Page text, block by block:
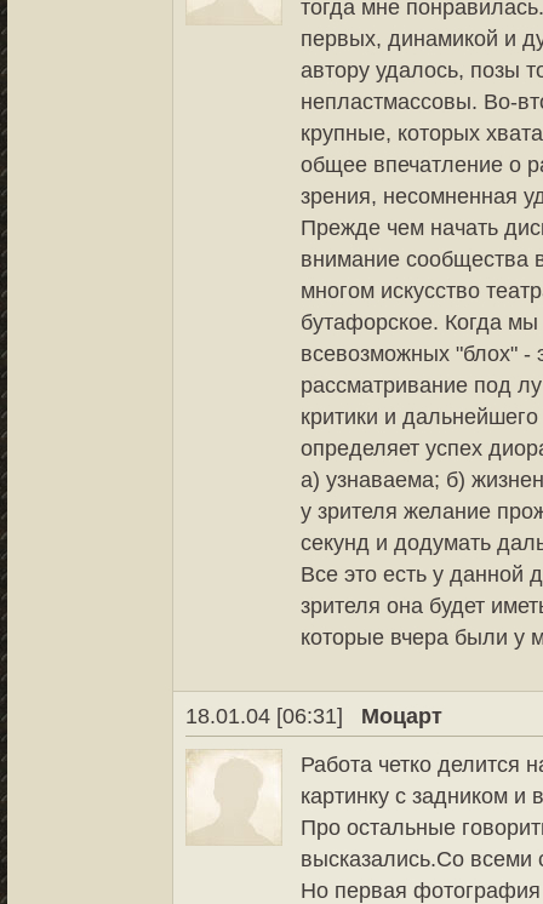
тогда мне
первых, динамикой и
автору удалось, позы
непластмассовы. Во-
крупные, которых
общее впечатление о
зрения, несомненная
Прежде чем начать
внимание сообщества
многом искусство
бутафорское. Когда
всевозможных "блох" -
рассматривание под
критики и
определяет успех
а) узнаваема; б)
у зрителя желание
секунд и додумать
Все это есть у данной
зрителя она будет
которые вчера были у
18.01.04 [06:31]
Моцарт
Работа четко делится
картинку с задником и
Про остальные
высказались.Со всеми
Но первая